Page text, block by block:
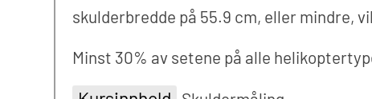
skulderbredde på 55.9 cm, eller mindre,
Minst 30% av setene på alle